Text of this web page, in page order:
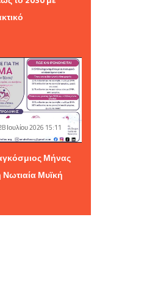
Ιουλίου 2026 15:11
Μήνας
Μυϊκή